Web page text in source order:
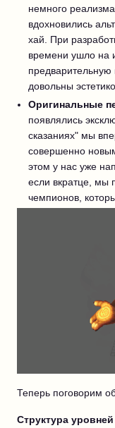
немного
вдохновились
хай. При
времени ушло на
предварительную
довольны
Оригинальные
появлялись
сказаниях" мы
совершенно
этом у нас уже
если вкратце, мы
чемпионов,
Теперь поговорим
Структура